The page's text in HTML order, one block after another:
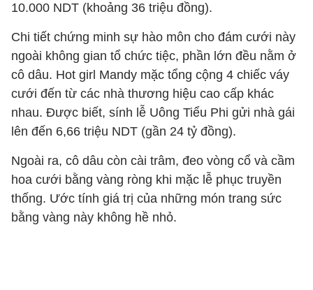
10.000 NDT (khoảng 36 triệu đồng).
Chi tiết chứng minh sự hào môn cho đám cưới này
ngoài không gian tổ chức tiệc, phần lớn đều nằm ở
cô dâu. Hot girl Mandy mặc tổng cộng 4 chiếc váy
cưới đến từ các nhà thương hiệu cao cấp khác
nhau. Được biết, sính lễ Uông Tiểu Phi gửi nhà gái
lên đến 6,66 triệu NDT (gần 24 tỷ đồng).
Ngoài ra, cô dâu còn cài trâm, đeo vòng cổ và cầm
hoa cưới bằng vàng ròng khi mặc lễ phục truyền
thống. Ước tính giá trị của những món trang sức
bằng vàng này không hề nhỏ.